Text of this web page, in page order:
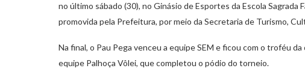
no último sábado (30), no Ginásio de Esportes da Escola Sagrada
promovida pela Prefeitura, por meio da Secretaria de Turismo,
Na final, o Pau Pega venceu a equipe SEM e ficou com o troféu
equipe Palhoça Vôlei, que completou o pódio do torneio.